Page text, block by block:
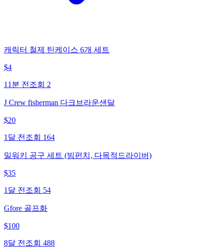
캐릭터 철제 틴케이스 6개 세트
$4
11분 전 조회 2
J Crew fisherman 다크브라운샌달
$20
1달 전 조회 164
밀워키 공구 세트 (빔펀치, 다목적드라이버)
$35
1달 전 조회 54
Gfore 골프화
$100
8달 전 조회 488